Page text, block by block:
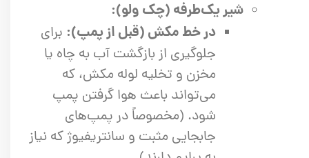
شیر یک‌طرفه (چک ولو):
در خط مکش (قبل از پمپ): برای
جلوگیری از بازگشت آب به چاه یا
مخزن و تخلیه لوله مکش، که
می‌تواند باعث هوا گرفتن پمپ
شود. (مخصوصاً در پمپ‌های
جابجایی مثبت و سانتریفیوژ که نیاز